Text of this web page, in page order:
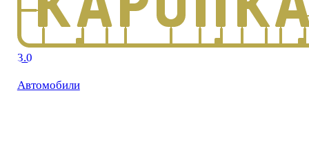
3.0
Автомобили